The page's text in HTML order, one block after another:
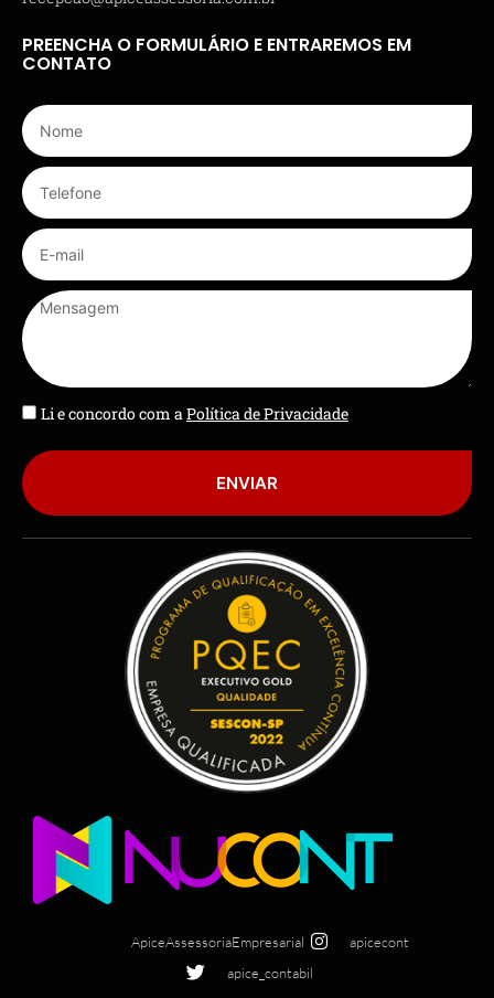
PREENCHA O FORMULÁRIO E ENTRAREMOS EM
CONTATO
Li e concordo com a Política de Privacidade
ENVIAR
ApiceAssessoriaEmpresarial
apicecont
apice_contabil